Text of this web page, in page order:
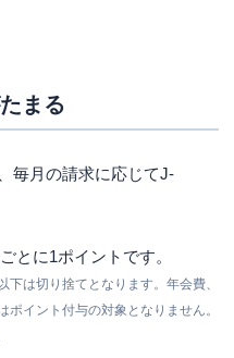
まる
毎月の請求に応じてJ-
とに1ポイントです。
は切り捨てとなります。年会費、
イント付与の対象となりません。